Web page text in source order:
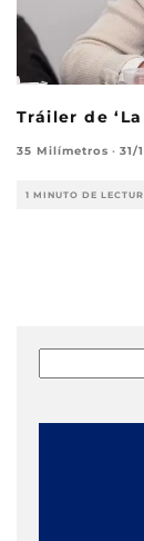
Tráiler de
35 Milímetros · 31/
1 MINUTO DE